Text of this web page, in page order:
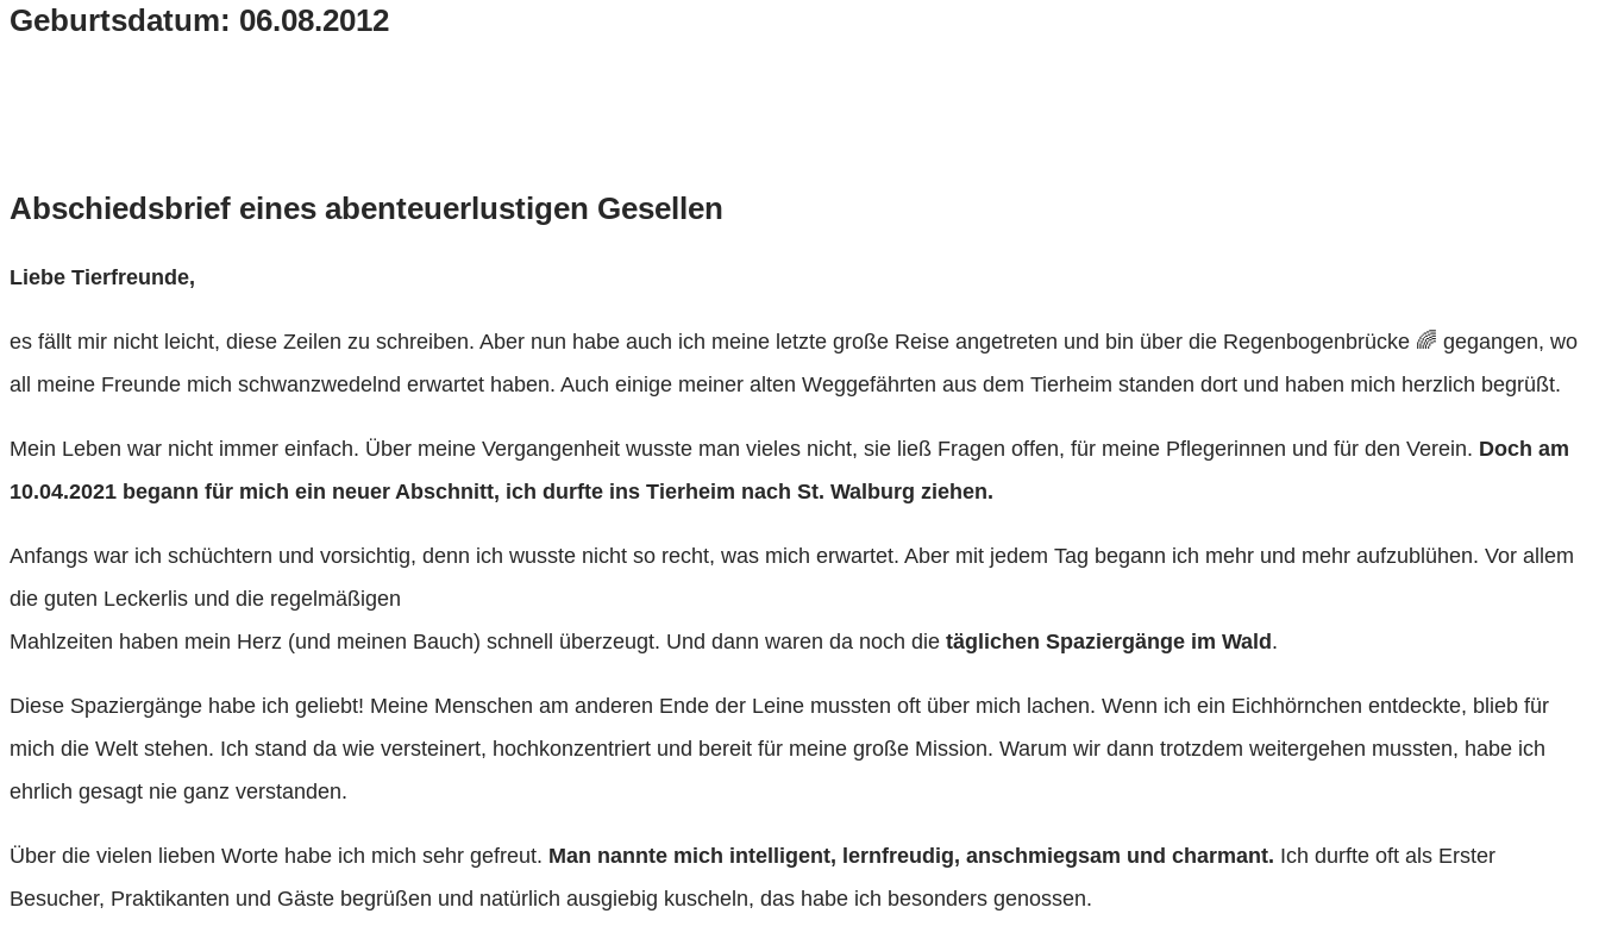
Geburtsdatum: 06.08.2012
Abschiedsbrief eines abenteuerlustigen Gesellen
Liebe Tierfreunde,
es fällt mir nicht leicht, diese Zeilen zu schreiben. Aber nun habe auch ich meine letzte große Reise angetreten und bin über die Regenbogenbrücke 🌈 gegangen, wo
all meine Freunde mich schwanzwedelnd erwartet haben. Auch einige meiner alten Weggefährten aus dem Tierheim standen dort und haben mich herzlich begrüßt.
Mein Leben war nicht immer einfach. Über meine Vergangenheit wusste man vieles nicht, sie ließ Fragen offen, für meine Pflegerinnen und für den Verein. Doch am
10.04.2021 begann für mich ein neuer Abschnitt, ich durfte ins Tierheim nach St. Walburg ziehen.
Anfangs war ich schüchtern und vorsichtig, denn ich wusste nicht so recht, was mich erwartet. Aber mit jedem Tag begann ich mehr und mehr aufzublühen. Vor allem
die guten Leckerlis und die regelmäßigen
Mahlzeiten haben mein Herz (und meinen Bauch) schnell überzeugt. Und dann waren da noch die täglichen Spaziergänge im Wald.
Diese Spaziergänge habe ich geliebt! Meine Menschen am anderen Ende der Leine mussten oft über mich lachen. Wenn ich ein Eichhörnchen entdeckte, blieb für
mich die Welt stehen. Ich stand da wie versteinert, hochkonzentriert und bereit für meine große Mission. Warum wir dann trotzdem weitergehen mussten, habe ich
ehrlich gesagt nie ganz verstanden.
Über die vielen lieben Worte habe ich mich sehr gefreut. Man nannte mich intelligent, lernfreudig, anschmiegsam und charmant. Ich durfte oft als Erster
Besucher, Praktikanten und Gäste begrüßen und natürlich ausgiebig kuscheln, das habe ich besonders genossen.